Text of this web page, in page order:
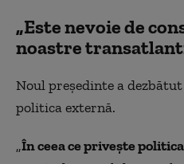
„Este nevoie de
noastre
Noul președinte a
politica externă.
„În ceea ce privește